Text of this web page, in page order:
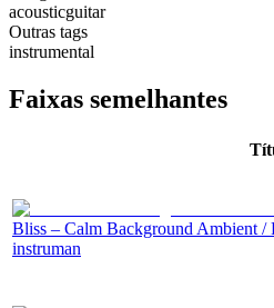
acousticguitar
Outras tags
instrumental
Faixas semelhantes
Bliss – Calm Background Ambient /
instruman